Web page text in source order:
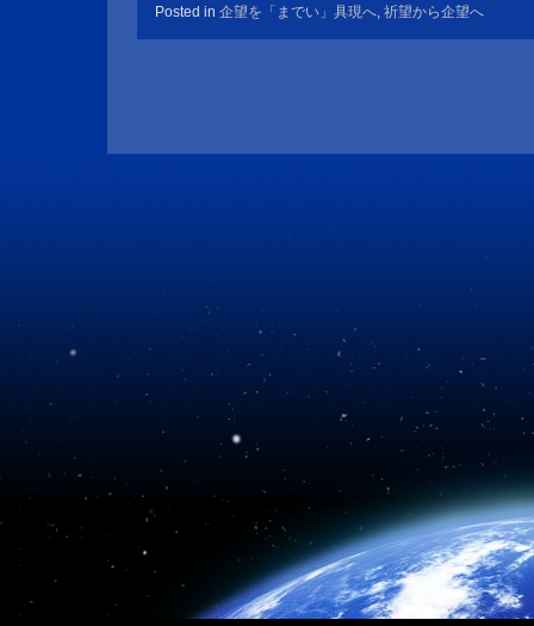
Posted in 企望を「までい」具現へ, 祈望から企望へ